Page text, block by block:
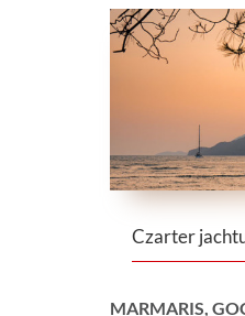
Czarter
MARMARIS,